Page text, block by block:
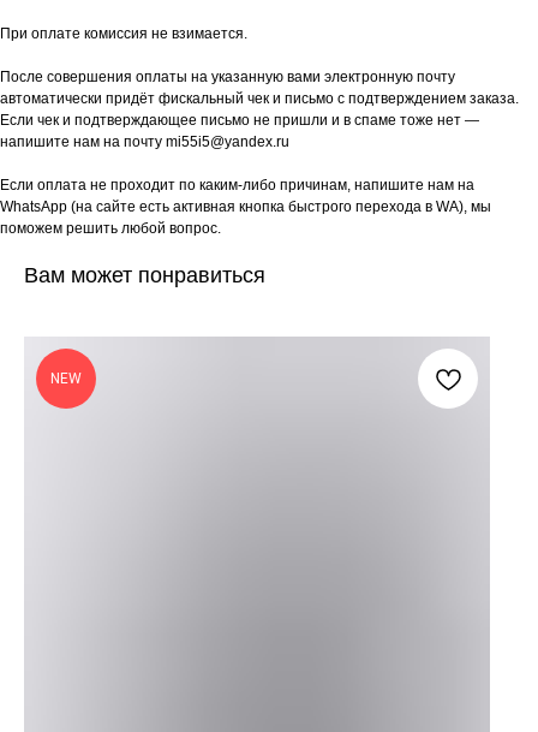
При оплате комиссия не взимается.
После совершения оплаты на указанную вами электронную почту
автоматически придёт фискальный чек и письмо с подтверждением заказа.
Если чек и подтверждающее письмо не пришли и в спаме тоже нет —
напишите нам на почту mi55i5@yandex.ru
Если оплата не проходит по каким-либо причинам, напишите нам на
WhatsApp (на сайте есть активная кнопка быстрого перехода в WA), мы
поможем решить любой вопрос.
Вам может понравиться
NEW